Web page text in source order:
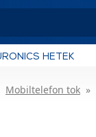
HETEK
Mobiltelefon tok